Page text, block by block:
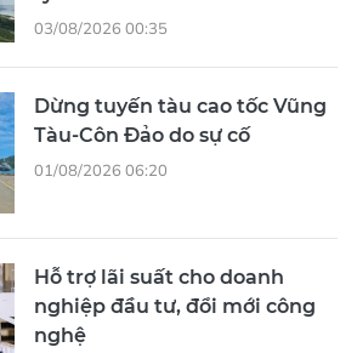
03/08/2026 00:35
Dừng tuyến tàu cao tốc Vũng
Tàu-Côn Đảo do sự cố
01/08/2026 06:20
Hỗ trợ lãi suất cho doanh
nghiệp đầu tư, đổi mới công
nghệ